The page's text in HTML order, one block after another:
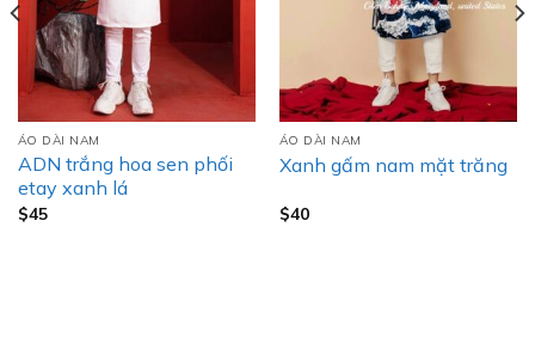
ÁO DÀI NAM
ADN trắng hoa sen phối
etay xanh lá
$45
ÁO DÀI NAM
Xanh gấm nam mặt trăng
$40